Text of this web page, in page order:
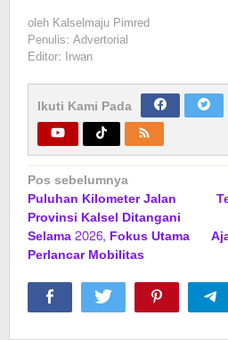
oleh Kalselmaju Pimred
Penulis: Advertorial
Editor: Irwan
Ikuti Kami Pada
Navigasi
pos
Pos sebelumnya
Puluhan Kilometer Jalan
Provinsi Kalsel Ditangani
Selama 2026, Fokus Utama
Perlancar Mobilitas